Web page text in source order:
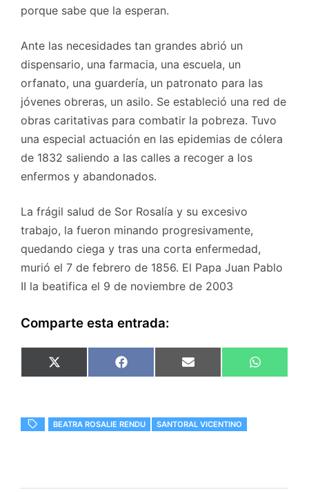
porque sabe que la esperan.
Ante las necesidades tan grandes abrió un
dispensario, una farmacia, una escuela, un
orfanato, una guardería, un patronato para las
jóvenes obreras, un asilo. Se estableció una red de
obras caritativas para combatir la pobreza. Tuvo
una especial actuación en las epidemias de cólera
de 1832 saliendo a las calles a recoger a los
enfermos y abandonados.
La frágil salud de Sor Rosalía y su excesivo
trabajo, la fueron minando progresivamente,
quedando ciega y tras una corta enfermedad,
murió el 7 de febrero de 1856. El Papa Juan Pablo
II la beatifica el 9 de noviembre de 2003
Comparte esta entrada:
Compartir
en
X
(
t
t
Compartir
en
F
a
o
o
Compartir
en
E
m
en
W
h
BEATRA ROSALIE RENDU SANTORAL VICENTINO